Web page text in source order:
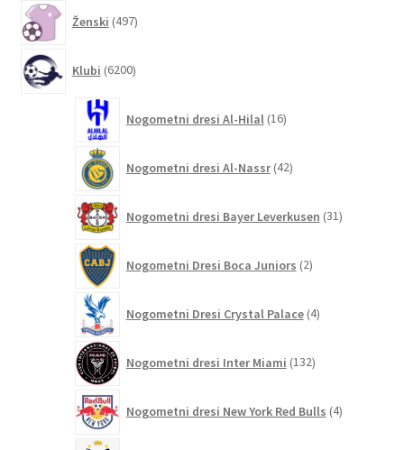
Ženski 497izdelkov
Klubi 6200izdelkov
Nogometni dresi Al-Hilal 16izdelkov
Nogometni dresi Al-Nassr 42izdelkov
Nogometni dresi Bayer Leverkusen 31izdelkov
Nogometni Dresi Boca Juniors 2izdelka
Nogometni Dresi Crystal Palace 4izdelki
Nogometni dresi Inter Miami 132izdelkov
Nogometni dresi New York Red Bulls 4izdelki